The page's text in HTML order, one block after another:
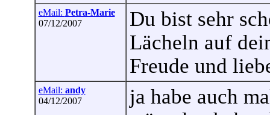
eMail: Petra-Marie
07/12/2007
Du bist sehr
Lächeln auf
Freude und
eMail: andy
04/12/2007
ja habe auch